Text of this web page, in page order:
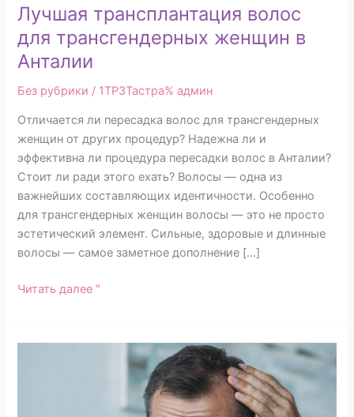
Лучшая трансплантация волос
для трансгендерных женщин в
Анталии
Без рубрики / 1TP3Тастра% админ
Отличается ли пересадка волос для трансгендерных
женщин от других процедур? Надежна ли и
эффективна ли процедура пересадки волос в Анталии?
Стоит ли ради этого ехать? Волосы — одна из
важнейших составляющих идентичности. Особенно
для трансгендерных женщин волосы — это не просто
эстетический элемент. Сильные, здоровые и длинные
волосы — самое заметное дополнение […]
Читать далее "